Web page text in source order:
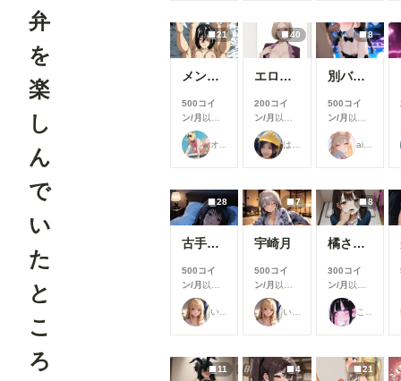
弁
を
楽
し
ん
で
い
た
と
こ
ろ
21
メンシプ限定
500コイ
ン/月 以上
支援すると
見ることが
できます
40
エロジジイに操作されたパクノダ
200コイ
ン/月 以上
支援すると
見ることが
できます
8
別バージョンバニーさんナイトプール性接待
500コイ
ン/月 以上
支援すると
見ることが
できます
ailovepui
28
古手川唯
500コイ
ン/月 以上
支援すると
見ることが
できます
7
宇崎月
500コイ
ン/月 以上
支援すると
見ることが
できます
8
橘さんアーカイブ(ep.1~5)#テキスト有Ver
300コイ
ン/月 以上
支援すると
見ることが
できます
11 4 21